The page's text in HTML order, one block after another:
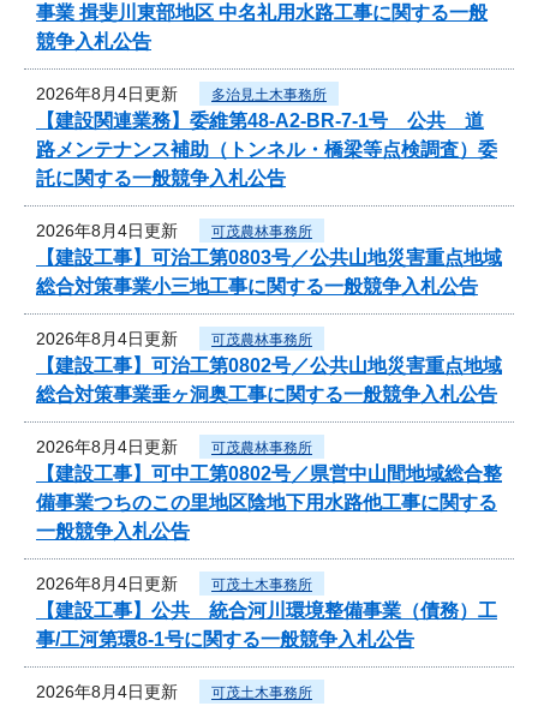
事業 揖斐川東部地区 中名礼用水路工事に関する一般
競争入札公告
2026年8月4日更新 多治見土木事務所
【建設関連業務】委維第48-A2-BR-7-1号 公共 道
路メンテナンス補助（トンネル・橋梁等点検調査）委
託に関する一般競争入札公告
2026年8月4日更新 可茂農林事務所
【建設工事】可治工第0803号／公共山地災害重点地域
総合対策事業小三地工事に関する一般競争入札公告
2026年8月4日更新 可茂農林事務所
【建設工事】可治工第0802号／公共山地災害重点地域
総合対策事業垂ヶ洞奥工事に関する一般競争入札公告
2026年8月4日更新 可茂農林事務所
【建設工事】可中工第0802号／県営中山間地域総合整
備事業つちのこの里地区陰地下用水路他工事に関する
一般競争入札公告
2026年8月4日更新 可茂土木事務所
【建設工事】公共 統合河川環境整備事業（債務）工
事/工河第環8-1号に関する一般競争入札公告
2026年8月4日更新 可茂土木事務所